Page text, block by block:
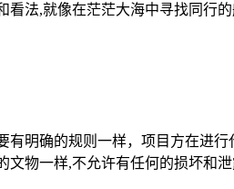
法,就像在茫茫大海中寻找同行的
明确的规则一样，项目方在进
物一样,不允许有任何的损坏和泄